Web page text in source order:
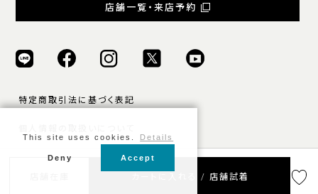
カートに入れる / 店舗試着
店舗一覧・来店予約
特定商取引法に基づく表記
ご利用規約
This site uses cookies. Details
Deny Accept